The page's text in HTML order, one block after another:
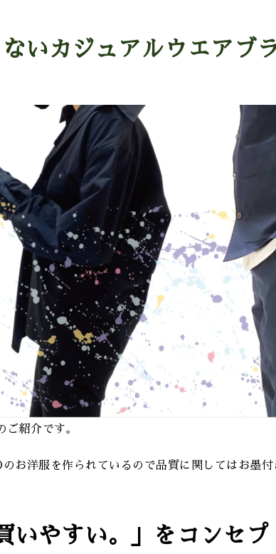
いカジュアルウエアブ
紹介です。
洋服を作られているので品質に関してはお墨付
いやすい。」をコンセプ